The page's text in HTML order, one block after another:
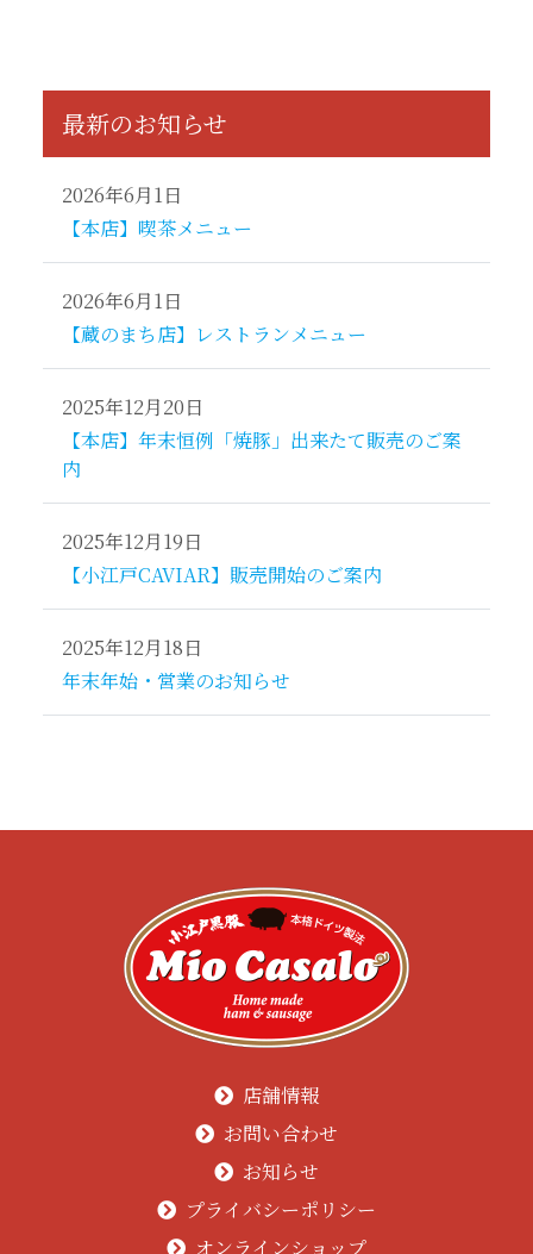
最新のお知らせ
2026年6月1日
【本店】喫茶メニュー
2026年6月1日
【蔵のまち店】レストランメニュー
2025年12月20日
【本店】年末恒例「焼豚」出来たて販売のご案
内
2025年12月19日
【小江戸CAVIAR】販売開始のご案内
2025年12月18日
年末年始・営業のお知らせ
店舗情報
お問い合わせ
お知らせ
プライバシーポリシー
オンラインショップ